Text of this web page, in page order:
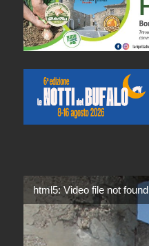
html5: Video file not found